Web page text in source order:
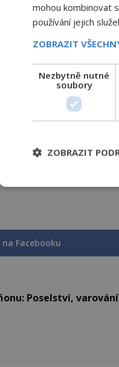
Shield Co.)
Facebooku
Poselství,
mohou kombinovat
používání jejich
ZOBRAZIT
Nezbytně nutné
soubory
ZOBRAZIT